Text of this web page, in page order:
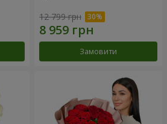
12 799 грн
Замовити